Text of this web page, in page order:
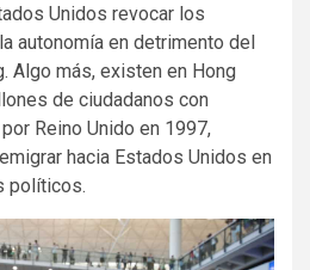
Unidos revocar los
autonomía en detrimento del
Algo más, existen en Hong
de ciudadanos con
Reino Unido en 1997,
hacia Estados Unidos en
políticos.